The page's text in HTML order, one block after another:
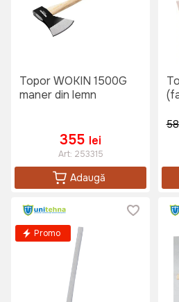
Topor WOKIN 1500G
maner din lemn
355 lei
Art: 253315
Adaugă
Promo